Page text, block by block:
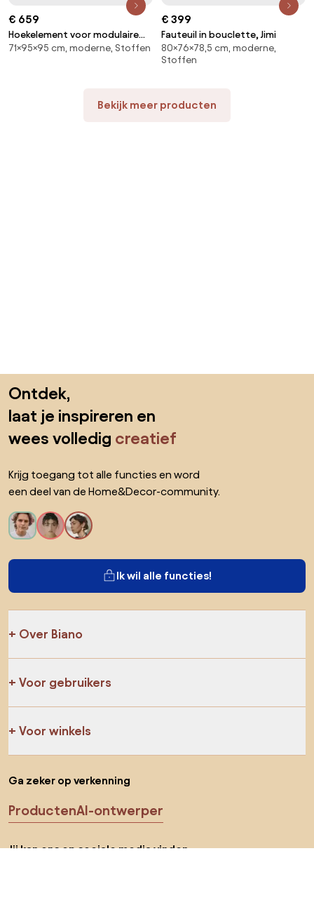
€ 659
Hoekelement voor modulaire
bank, in structuurstof, Seven
71×95×95 cm, moderne, Stoffen
€ 399
Fauteuil in bouclette, Jimi
80×76×78,5 cm, moderne,
Stoffen
Bekijk meer producten
Ontdek,
laat je inspireren en
wees volledig creatief
Krijg toegang tot alle functies en word
een deel van de Home&Decor-community.
Ik wil alle functies!
Over Biano
Voor gebruikers
Voor winkels
Ga zeker op verkenning
ProductenAI-ontwerper
Jij kan ons op sociale media vinden